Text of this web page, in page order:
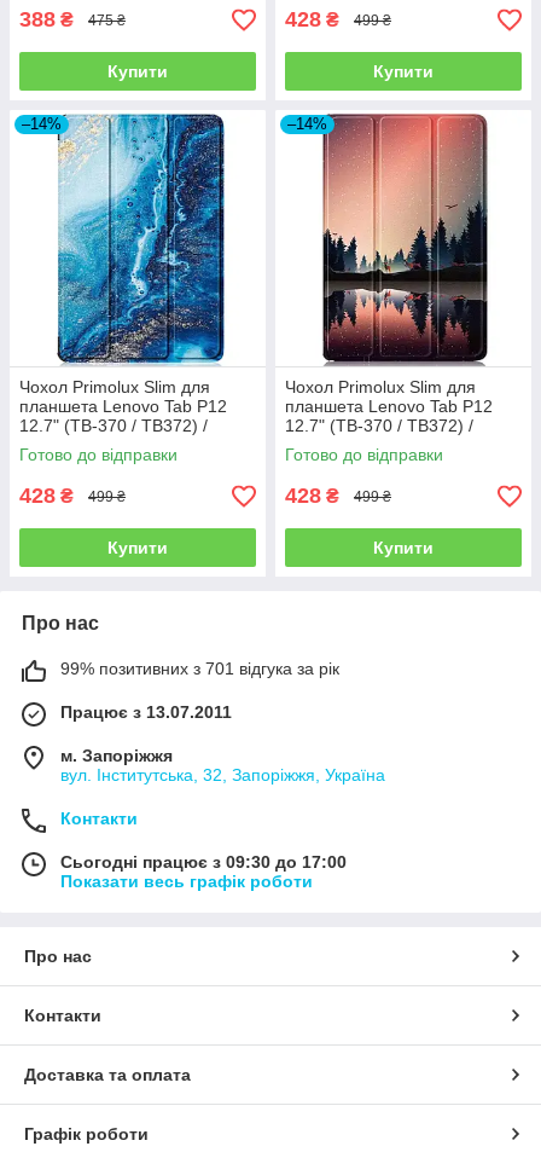
388 ₴ 475 ₴
Купити
428 ₴ 499 ₴
Купити
–14%
Чохол Primolux Slim для
планшета Lenovo Tab P12
12.7" (TB-370 / TB372) /
Xiaoxin Pad Pro 12.7" (TB371)
- Ocean
Готово до відправки
428 ₴ 499 ₴
Купити
–14%
Чохол Primolux Slim для
планшета Lenovo Tab P12
12.7" (TB-370 / TB372) /
Xiaoxin Pad Pro 12.7" (TB371)
- Nature
Готово до відправки
428 ₴ 499 ₴
Купити
Про нас
99% позитивних з 701 відгука за рік
Працює з 13.07.2011
м. Запоріжжя
вул. Інститутська, 32, Запоріжжя, Україна
Контакти
Сьогодні працює з 09:30 до 17:00
Показати весь графік роботи
Про нас
Контакти
Доставка та оплата
Графік роботи